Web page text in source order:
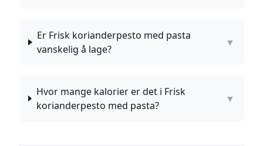
Er Frisk korianderpesto med pasta
vanskelig å lage?
▼
Hvor mange kalorier er det i Frisk
korianderpesto med pasta?
▼